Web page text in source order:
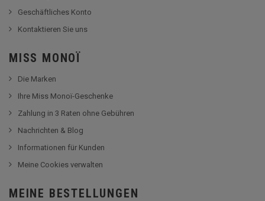
Geschäftliches Konto
Kontaktieren Sie uns
MISS MONOÏ
Die Marken
Ihre Miss Monoï-Geschenke
Zahlung in 3 Raten ohne Gebühren
Nachrichten & Blog
Informationen für Kunden
Meine Cookies verwalten
MEINE BESTELLUNGEN